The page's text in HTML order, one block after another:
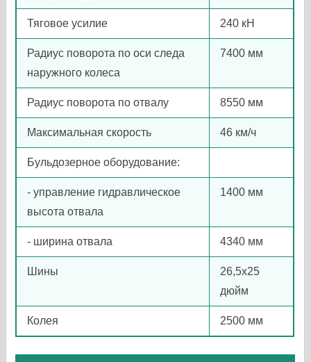
Тяговое усилие 240 кH
Радиус поворота по оси следа
наружного колеса
7400 мм
Радиус поворота по отвалу 8550 мм
Максимальная скорость 46 км/ч
Бульдозерное оборудование:
- управление гидравлическое
высота отвала
1400 мм
- ширина отвала 4340 мм
Шины
26,5х25
дюйм
Колея 2500 мм